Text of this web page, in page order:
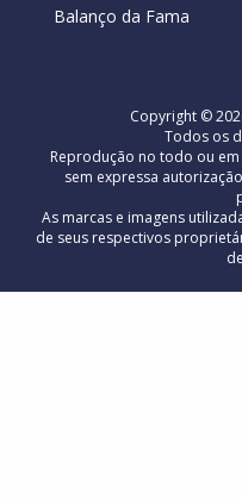
Balanço da Fama
Copyright ©
Todos os
Reprodução no todo ou
sem expressa
As marcas e imagens
de seus respectivos